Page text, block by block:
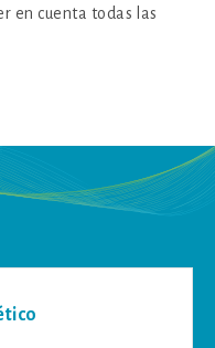
en cuenta todas las